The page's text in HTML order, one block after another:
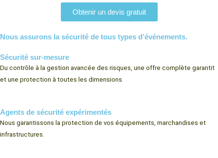
Obtenir un devis gratuit
Nous assurons la sécurité de tous types d’événements.
Sécurité sur-mesure
Du contrôle à la gestion avancée des risques, une offre complète garantit
et une protection à toutes les dimensions
Agents de sécurité expérimentés
Nous garantissons la protection de vos équipements, marchandises et
infrastructures.